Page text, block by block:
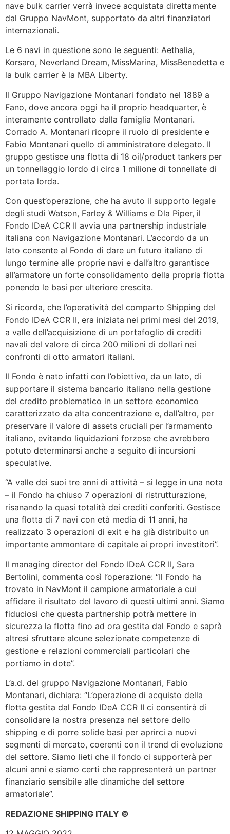
nave bulk carrier verrà invece acquistata direttamente
dal Gruppo NavMont, supportato da altri finanziatori
internazionali.
Le 6 navi in questione sono le seguenti: Aethalia,
Korsaro, Neverland Dream, MissMarina, MissBenedetta e
la bulk carrier è la MBA Liberty.
Il Gruppo Navigazione Montanari fondato nel 1889 a
Fano, dove ancora oggi ha il proprio headquarter, è
interamente controllato dalla famiglia Montanari.
Corrado A. Montanari ricopre il ruolo di presidente e
Fabio Montanari quello di amministratore delegato. Il
gruppo gestisce una flotta di 18 oil/product tankers per
un tonnellaggio lordo di circa 1 milione di tonnellate di
portata lorda.
Con quest’operazione, che ha avuto il supporto legale
degli studi Watson, Farley & Williams e Dla Piper, il
Fondo IDeA CCR II avvia una partnership industriale
italiana con Navigazione Montanari. L’accordo da un
lato consente al Fondo di dare un futuro italiano di
lungo termine alle proprie navi e dall’altro garantisce
all’armatore un forte consolidamento della propria flotta
ponendo le basi per ulteriore crescita.
Si ricorda, che l’operatività del comparto Shipping del
Fondo IDeA CCR II, era iniziata nei primi mesi del 2019,
a valle dell’acquisizione di un portafoglio di crediti
navali del valore di circa 200 milioni di dollari nei
confronti di otto armatori italiani.
Il Fondo è nato infatti con l’obiettivo, da un lato, di
supportare il sistema bancario italiano nella gestione
del credito problematico in un settore economico
caratterizzato da alta concentrazione e, dall’altro, per
preservare il valore di assets cruciali per l’armamento
italiano, evitando liquidazioni forzose che avrebbero
potuto determinarsi anche a seguito di incursioni
speculative.
“A valle dei suoi tre anni di attività – si legge in una nota
– il Fondo ha chiuso 7 operazioni di ristrutturazione,
risanando la quasi totalità dei crediti conferiti. Gestisce
una flotta di 7 navi con età media di 11 anni, ha
realizzato 3 operazioni di exit e ha già distribuito un
importante ammontare di capitale ai propri investitori”.
Il managing director del Fondo IDeA CCR II, Sara
Bertolini, commenta così l’operazione: “Il Fondo ha
trovato in NavMont il campione armatoriale a cui
affidare il risultato del lavoro di questi ultimi anni. Siamo
fiduciosi che questa partnership potrà mettere in
sicurezza la flotta fino ad ora gestita dal Fondo e saprà
altresì sfruttare alcune selezionate competenze di
gestione e relazioni commerciali particolari che
portiamo in dote”.
L’a.d. del gruppo Navigazione Montanari, Fabio
Montanari, dichiara: “L’operazione di acquisto della
flotta gestita dal Fondo IDeA CCR II ci consentirà di
consolidare la nostra presenza nel settore dello
shipping e di porre solide basi per aprirci a nuovi
segmenti di mercato, coerenti con il trend di evoluzione
del settore. Siamo lieti che il fondo ci supporterà per
alcuni anni e siamo certi che rappresenterà un partner
finanziario sensibile alle dinamiche del settore
armatoriale”.
REDAZIONE SHIPPING ITALY ©